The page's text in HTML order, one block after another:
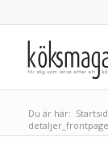
Du är här: